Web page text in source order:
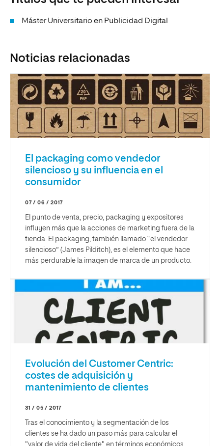
Máster Universitario en Publicidad Digital
Noticias relacionadas
El packaging como vendedor
silencioso y su influencia en el
consumidor
07 / 06 / 2017
El punto de venta, precio, packaging y expositores
influyen más que la acciones de marketing fuera de la
tienda. El packaging, también llamado “el vendedor
silencioso” (James Pilditch), es el elemento que hace
más perdurable la imagen de marca de un producto.
Evolución del Customer Centric:
costes de adquisición y
mantenimiento de clientes
31 / 05 / 2017
Tras el conocimiento y la segmentación de los
clientes se ha dado un paso más para calcular el
"valor de vida del cliente" en términos económicos.